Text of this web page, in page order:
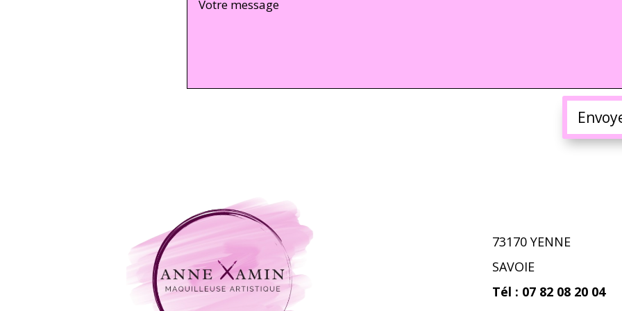
73170 YENNE
SAVOIE
Tél : 07 82 08 20 04